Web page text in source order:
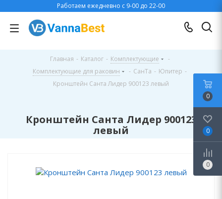
Работаем ежедневно с 9-00 до 22-00
Главная - Каталог - Комплектующие
-
Комплектующие для раковин
- СанТа - Юпитер -
Кронштейн Санта Лидер 900123 левый
Кронштейн Санта Лидер 900123
левый
0
0
0